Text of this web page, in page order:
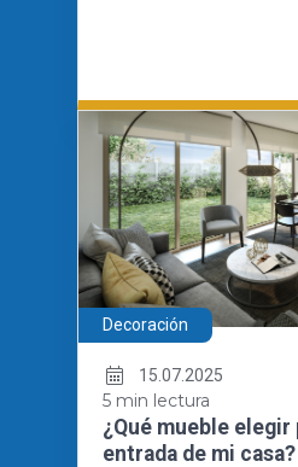
Decoración
15.07.2025
5 min lectura
¿Qué mueble elegir
entrada de mi casa?